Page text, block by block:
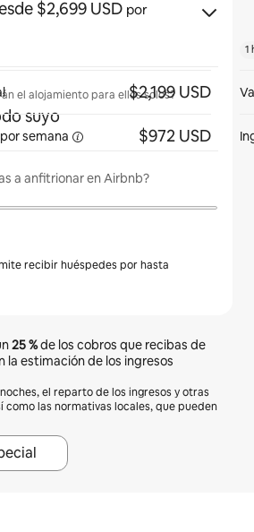
$2,699 USD por
el alojamiento para ellos solos?
suyo
a anfitrionar en Airbnb?
recibir huéspedes por hasta
25 %de los cobros que recibas de
la estimación de los ingresos
el reparto de los ingresos y otras
como las normativas locales, que pueden
$2,199 USD
por semana $972 USD
1